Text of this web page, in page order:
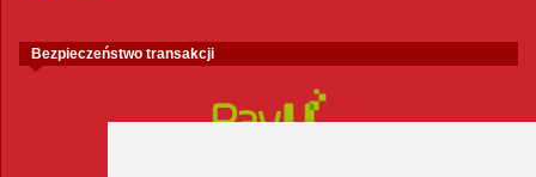
Bezpieczeństwo transakcji